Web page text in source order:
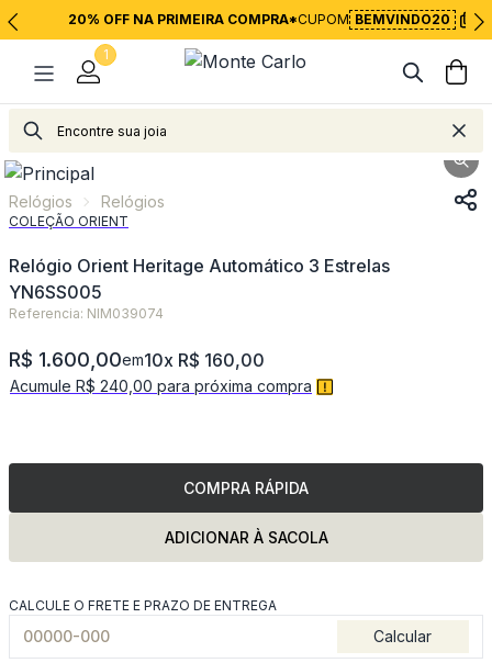
20% OFF NA PRIMEIRA COMPRA*CUPOM BEMVINDO20
1
Relógios Relógios
Relógios Relógios
COLEÇÃO ORIENT
Relógio Orient Heritage Automático 3 Estrelas
YN6SS005
Referencia: NIM039074
R$ 1.600,00em10x R$ 160,00
Acumule R$ 240,00 para próxima compra
COMPRA RÁPIDA
ADICIONAR À SACOLA
CALCULE O FRETE E PRAZO DE ENTREGA
Calcular